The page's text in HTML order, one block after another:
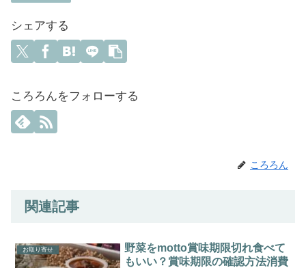
シェアする
ころろんをフォローする
ころろん
関連記事
お取り寄せ
野菜をmotto賞味期限切れ食べて
もいい？賞味期限の確認方法消費